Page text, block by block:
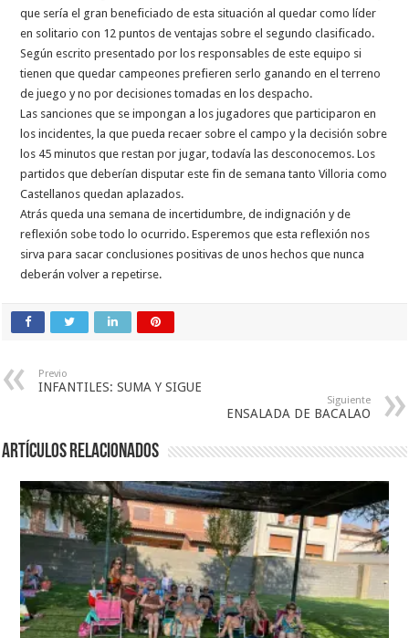
que sería el gran beneficiado de esta situación al quedar como líder
en solitario con 12 puntos de ventajas sobre el segundo clasificado.
Según escrito presentado por los responsables de este equipo si
tienen que quedar campeones prefieren serlo ganando en el terreno
de juego y no por decisiones tomadas en los despacho.
Las sanciones que se impongan a los jugadores que participaron en
los incidentes, la que pueda recaer sobre el campo y la decisión sobre
los 45 minutos que restan por jugar, todavía las desconocemos. Los
partidos que deberían disputar este fin de semana tanto Villoria como
Castellanos quedan aplazados.
Atrás queda una semana de incertidumbre, de indignación y de
reflexión sobe todo lo ocurrido. Esperemos que esta reflexión nos
sirva para sacar conclusiones positivas de unos hechos que nunca
deberán volver a repetirse.
Previo
INFANTILES: SUMA Y SIGUE
Siguiente
ENSALADA DE BACALAO
Artículos relacionados